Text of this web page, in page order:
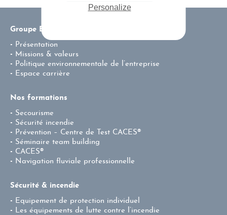
Groupe ENSI
Présentation
Missions & valeurs
Politique environnementale de l’entreprise
Espace carrière
Nos formations
Secourisme
Sécurité incendie
Prévention – Centre de Test CACES®
Séminaire team building
CACES®
Navigation fluviale professionnelle
Sécurité & incendie
Equipement de protection individuel
Les équipements de lutte contre l’incendie
Personalize